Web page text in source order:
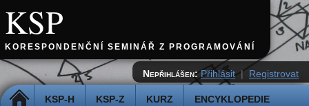
KSP
KORESPONDENČNÍ SEMINÁŘ Z PROGRAMOVÁNÍ
DOMŮ KSP-H KSP-Z KURZ ENCYKLOPEDIE
Nepřihlášen: Přihlásit | Registrovat